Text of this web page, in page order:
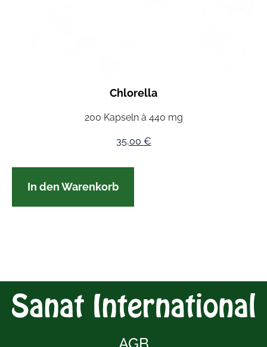
Chlorella
200 Kapseln à 440 mg
35,00 €
In den Warenkorb
AGB